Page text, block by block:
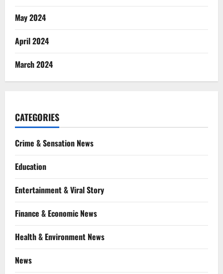
May 2024
April 2024
March 2024
CATEGORIES
Crime & Sensation News
Education
Entertainment & Viral Story
Finance & Economic News
Health & Environment News
News